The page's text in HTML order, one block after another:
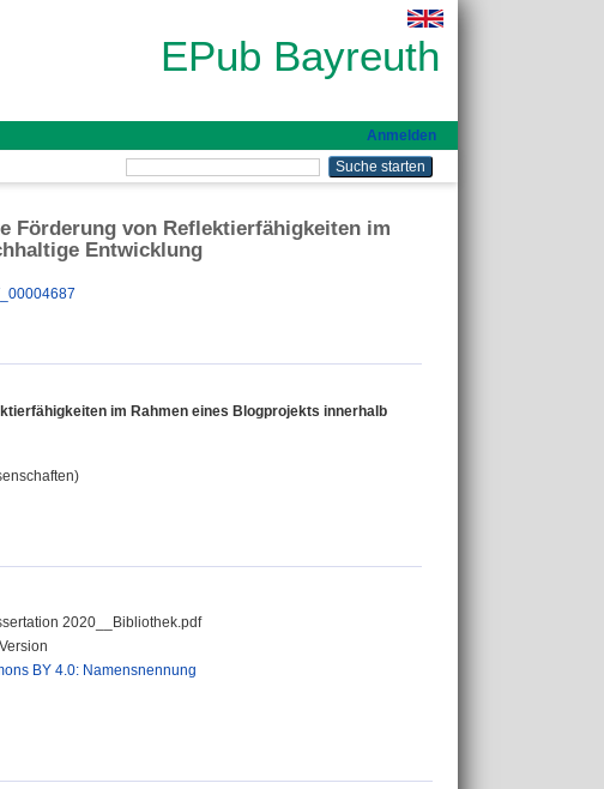
EPub Bayreuth
Anmelden
Förderung von Reflektierfähigkeiten im
Entwicklung
im Rahmen eines Blogprojekts innerhalb
2020__Bibliothek.pdf
BY 4.0: Namensnennung